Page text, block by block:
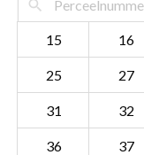
15 16
25 27
31 32
36 37